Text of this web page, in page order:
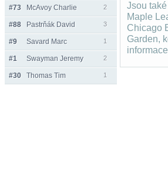
#73 McAvoy Charlie 2
#88 Pastrňák David 3
#9 Savard Marc 1
#1 Swayman Jeremy 2
#30 Thomas Tim 1
Jsou
Maple
Chicago
Garden,